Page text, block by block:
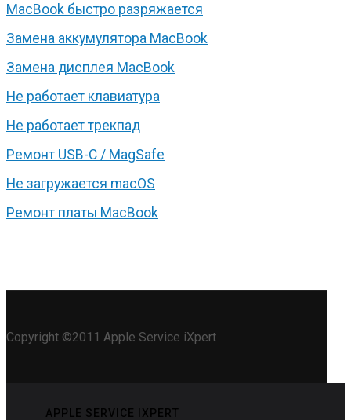
MacBook быстро разряжается
Замена аккумулятора MacBook
Замена дисплея MacBook
Не работает клавиатура
Не работает трекпад
Ремонт USB-C / MagSafe
Не загружается macOS
Ремонт платы MacBook
Copyright ©2011 Apple Service iXpert
APPLE SERVICE IXPERT